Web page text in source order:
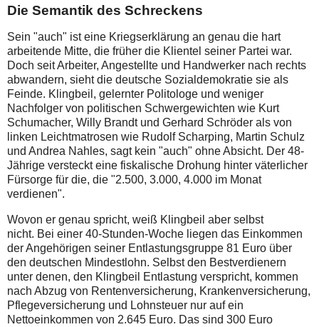
Die Semantik des Schreckens
Sein "auch" ist eine Kriegserklärung an genau die hart
arbeitende Mitte, die früher die Klientel seiner Partei war.
Doch seit Arbeiter, Angestellte und Handwerker nach rechts
abwandern, sieht die deutsche Sozialdemokratie sie als
Feinde. Klingbeil, gelernter Politologe und weniger
Nachfolger von politischen Schwergewichten wie Kurt
Schumacher, Willy Brandt und Gerhard Schröder als von
linken Leichtmatrosen wie Rudolf Scharping, Martin Schulz
und Andrea Nahles, sagt kein "auch" ohne Absicht. Der 48-
Jährige versteckt eine fiskalische Drohung hinter väterlicher
Fürsorge für die, die "2.500, 3.000, 4.000 im Monat
verdienen".
Wovon er genau spricht, weiß Klingbeil aber selbst
nicht. Bei einer 40-Stunden-Woche liegen das Einkommen
der Angehörigen seiner Entlastungsgruppe 81 Euro über
den deutschen Mindestlohn. Selbst den Bestverdienern
unter denen, den Klingbeil Entlastung verspricht, kommen
nach Abzug von Rentenversicherung, Krankenversicherung,
Pflegeversicherung und Lohnsteuer nur auf ein
Nettoeinkommen von 2.645 Euro. Das sind 300 Euro